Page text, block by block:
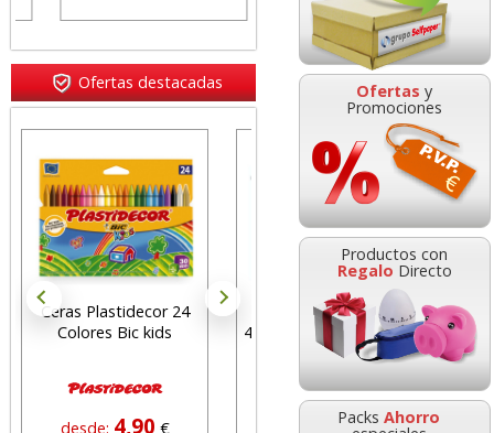
Ofertas y
Promociones
Productos con
Regalo Directo
PacksAhorro
Caja 100 bolsas
burbujas sobres
acolchados nº 4, D/1,
desde:27,60 €
Ofertas destacadas
24
Carpeta colgante gio
42200 folio bicolor visor
desde:
Notas adhesivas 76x76
100h amarillo
económicas
desde:0,26